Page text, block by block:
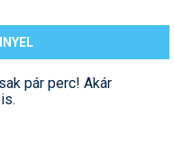
pár perc! Akár